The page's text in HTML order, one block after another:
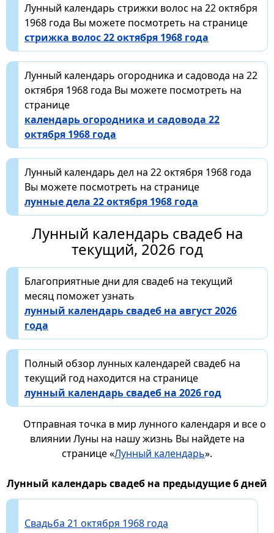
Лунный календарь стрижки волос на 22 октября
1968 года Вы можете посмотреть на странице
стрижка волос 22 октября 1968 года
Лунный календарь огородника и садовода на 22
октября 1968 года Вы можете посмотреть на
странице
календарь огородника и садовода 22
октября 1968 года
Лунный календарь дел на 22 октября 1968 года
Вы можете посмотреть на странице
лунные дела 22 октября 1968 года
Лунный календарь свадеб на
текущий, 2026 год
Благоприятные дни для свадеб на текущий
месяц поможет узнать
лунный календарь свадеб на август 2026
года
Полный обзор лунных календарей свадеб на
текущий год находится на странице
лунный календарь свадеб на 2026 год
Отправная точка в мир лунного календаря и все о
влиянии Луны на нашу жизнь Вы найдете на
странице «Лунный календарь».
Лунный календарь свадеб на предыдущие 6 дней
Свадьба 21 октября 1968 года